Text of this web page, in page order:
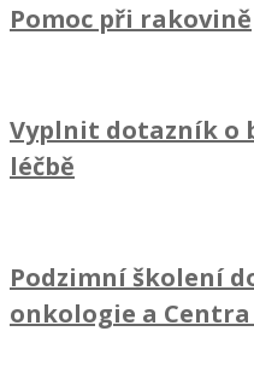
Pomoc při rakovině
Vyplnit dotazník o
léčbě
Podzimní školení
onkologie a